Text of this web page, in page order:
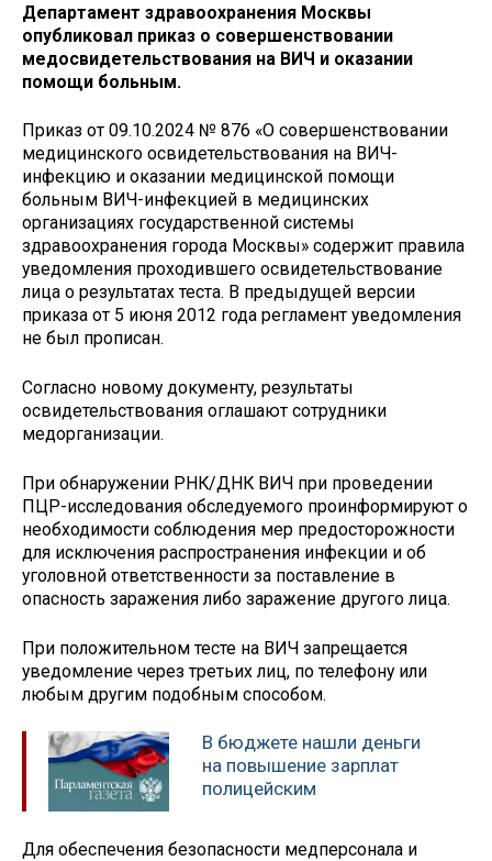
Департамент здравоохранения Москвы
опубликовал приказ о совершенствовании
медосвидетельствования на ВИЧ и оказании
помощи больным.
Приказ от 09.10.2024 № 876 «О совершенствовании
медицинского освидетельствования на ВИЧ-
инфекцию и оказании медицинской помощи
больным ВИЧ-инфекцией в медицинских
организациях государственной системы
здравоохранения города Москвы» содержит правила
уведомления проходившего освидетельствование
лица о результатах теста. В предыдущей версии
приказа от 5 июня 2012 года регламент уведомления
не был прописан.
Соглаcно новому документу, результаты
освидетельствования оглашают сотрудники
медорганизации.
При обнаружении РНК/ДНК ВИЧ при проведении
ПЦР-исследования обследуемого проинформируют о
необходимости соблюдения мер предосторожности
для исключения распространения инфекции и об
уголовной ответственности за поставление в
опасность заражения либо заражение другого лица.
При положительном тесте на ВИЧ запрещается
уведомление через третьих лиц, по телефону или
любым другим подобным способом.
В бюджете нашли деньги
на повышение зарплат
полицейским
Для обеспечения безопасности медперсонала и